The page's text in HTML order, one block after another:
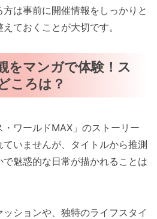
は事前に開催情報をしっかりと
ておくことが大切です。
をマンガで体験！ス
ころは？
・ワールドMAX」のストーリー
いませんが、タイトルから推測
魅惑的な日常が描かれることは
ションや、独特のライフスタイ